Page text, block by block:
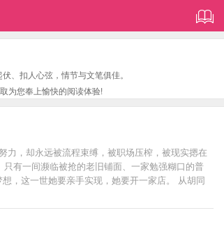
、扣人心弦，情节与文笔俱佳。
为您奉上愉快的阅读体验!
力，却永远被流程束缚，被职场压榨，被现实摁在
有一间濒临被抢的老旧铺面、一家勉强糊口的普
，这一世她要亲手实现，她要开一家店。 从胡同
击的节奏、排队买饭的人潮，都将见证她如何靠